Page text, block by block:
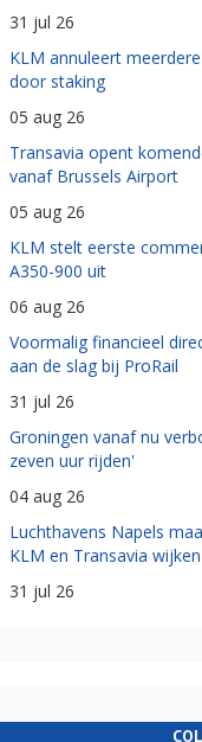
31 jul 26
KLM annuleert
door staking
05 aug 26
Transavia opent
vanaf Brussels Airport
05 aug 26
KLM stelt eerste
A350-900 uit
06 aug 26
Voormalig financieel
aan de slag bij ProRail
31 jul 26
Groningen vanaf nu
zeven uur rijden'
04 aug 26
Luchthavens Napels
KLM en Transavia
31 jul 26